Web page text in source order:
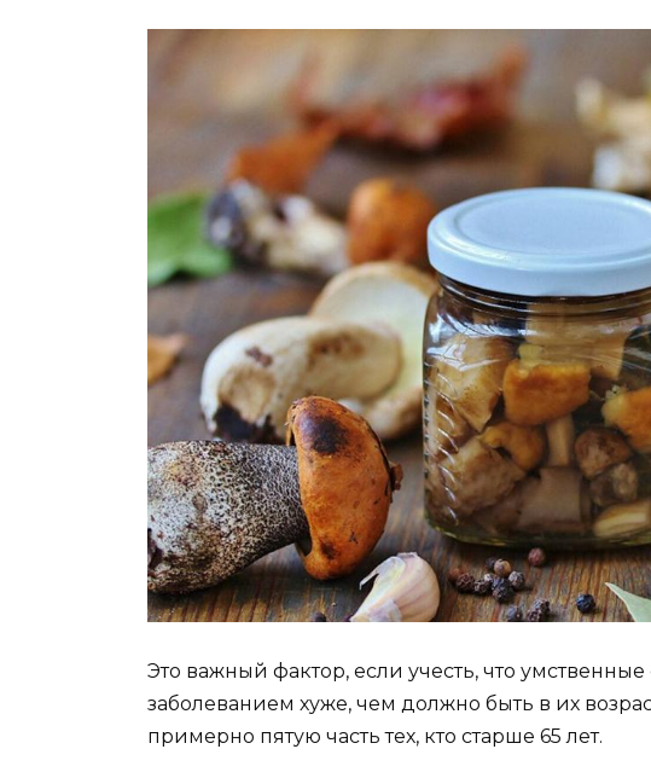
Это важный фактор, если учесть, что
заболеванием хуже, чем должно быть в их
примерно пятую часть тех, кто старше 65 лет.